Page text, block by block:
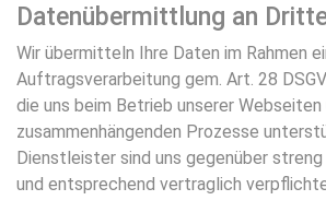
Datenübermittlung an
Wir übermitteln Ihre Daten im Rahmen
Auftragsverarbeitung gem. Art. 28
die uns beim Betrieb unserer
zusammenhängenden Prozesse
Dienstleister sind uns gegenüber
und entsprechend vertraglich